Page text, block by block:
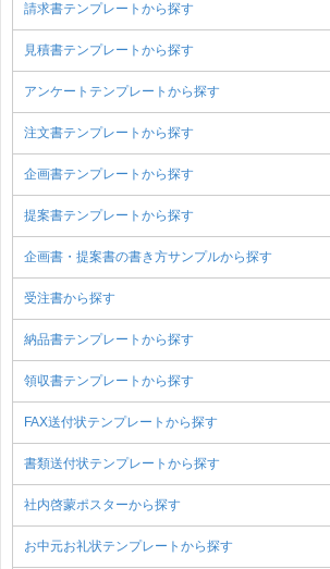
請求書テンプレートから探す
見積書テンプレートから探す
アンケートテンプレートから探す
注文書テンプレートから探す
企画書テンプレートから探す
提案書テンプレートから探す
企画書・提案書の書き方サンプルから探す
受注書から探す
納品書テンプレートから探す
領収書テンプレートから探す
FAX送付状テンプレートから探す
書類送付状テンプレートから探す
社内啓蒙ポスターから探す
お中元お礼状テンプレートから探す